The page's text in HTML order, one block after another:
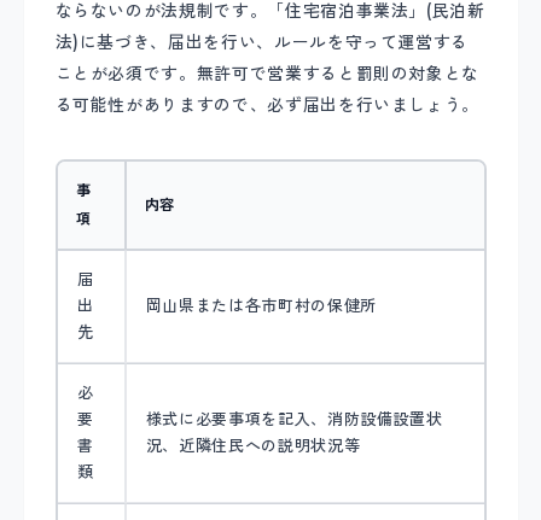
ならないのが法規制です。「住宅宿泊事業法」(民泊新
法)に基づき、届出を行い、ルールを守って運営する
ことが必須です。無許可で営業すると罰則の対象とな
る可能性がありますので、必ず届出を行いましょう。
事
項
内容
届
出
先
岡山県または各市町村の保健所
必
要
書
類
様式に必要事項を記入、消防設備設置状
況、近隣住民への説明状況等